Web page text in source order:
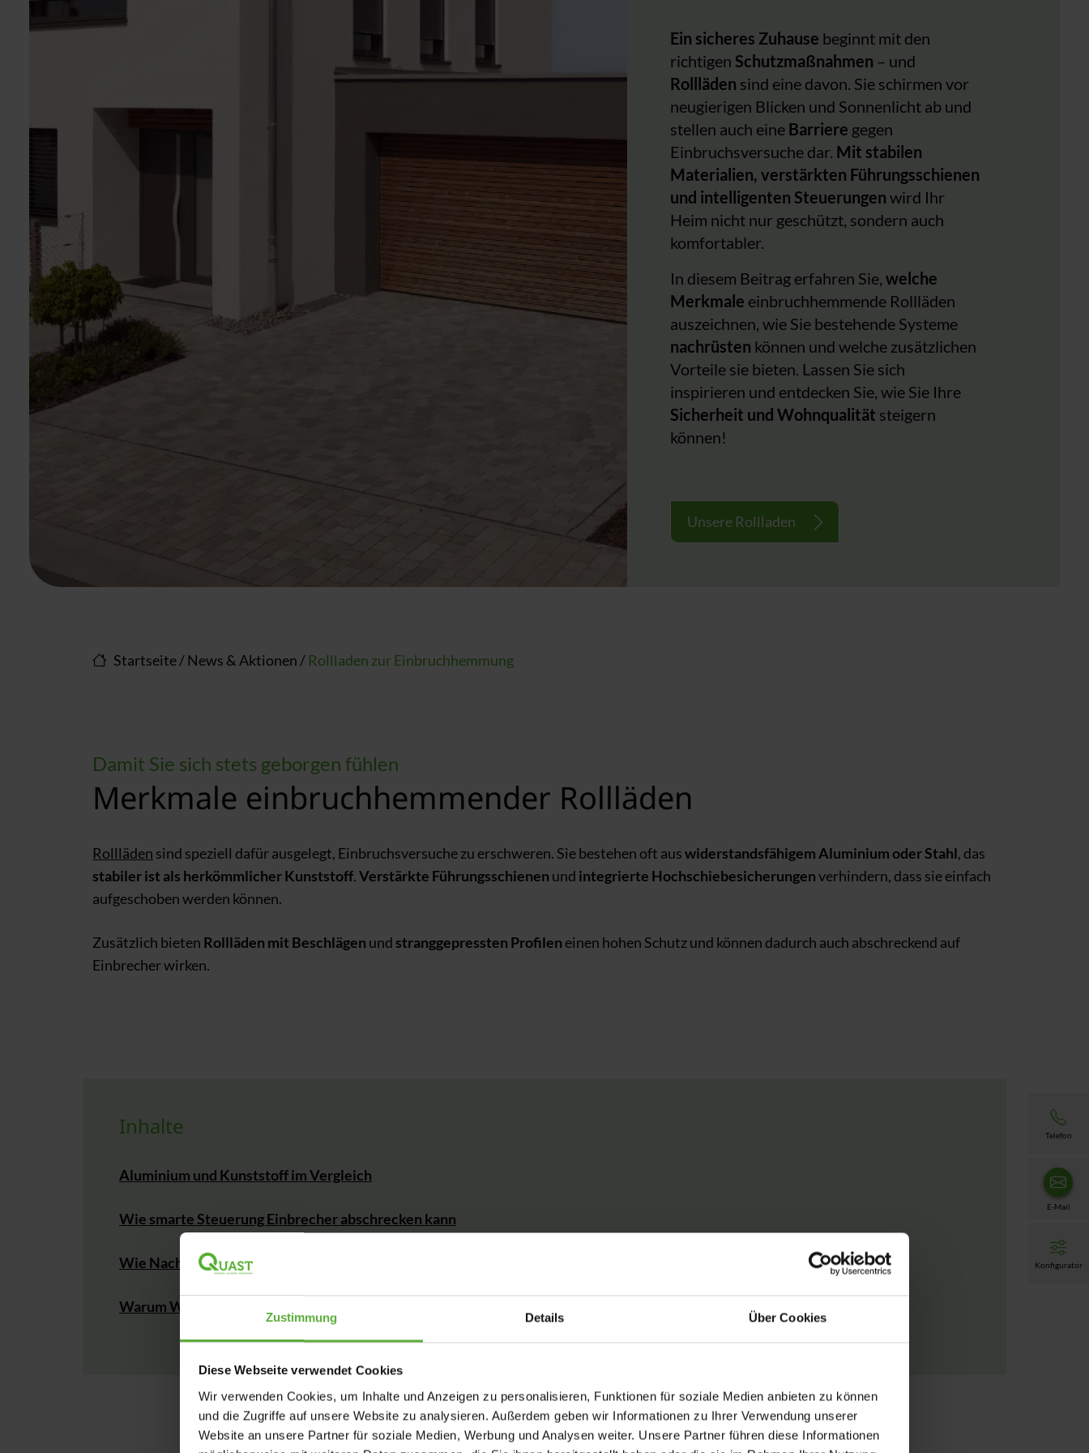
Zustimmung Details Über Cookies
Diese Webseite verwendet Cookies
Wir verwenden Cookies, um Inhalte und Anzeigen zu personalisieren, Funktionen für soziale Medien anbieten zu können
und die Zugriffe auf unsere Website zu analysieren. Außerdem geben wir Informationen zu Ihrer Verwendung unserer
Website an unsere Partner für soziale Medien, Werbung und Analysen weiter. Unsere Partner führen diese Informationen
Startseite/News & Aktionen / Rollladen zur Einbruchhemmung
Ein sicheres Zuhause beginnt mit den
richtigen Schutzmaßnahmen – und
Rollläden sind eine davon. Sie schirmen vor
neugierigen Blicken und Sonnenlicht ab und
stellen auch eine Barriere gegen
Einbruchsversuche dar. Mit stabilen
Materialien, verstärkten Führungsschienen
und intelligenten Steuerungen wird Ihr
Heim nicht nur geschützt, sondern auch
komfortabler.
In diesem Beitrag erfahren Sie,welche
Merkmale einbruchhemmende Rollläden
auszeichnen, wie Sie bestehende Systeme
nachrüsten können und welche zusätzlichen
Vorteile sie bieten. Lassen Sie sich
inspirieren und entdecken Sie, wie Sie Ihre
Sicherheit und Wohnqualität steigern
können!
Unsere Rollladen
Damit Sie sich stets geborgen fühlen
Merkmale einbruchhemmender Rollläden
Rollläden sind speziell dafür ausgelegt, Einbruchsversuche zu erschweren. Sie bestehen oft auswiderstandsfähigem Aluminium oder Stahl, das
stabiler ist als herkömmlicher Kunststoff.Verstärkte Führungsschienen und integrierte Hochschiebesicherungenverhindern, dass sie einfach
aufgeschoben werden können.
Zusätzlich bieten Rollläden mit Beschlägen undstranggepressten Profilen einen hohen Schutz und können dadurch auch abschreckend auf
Einbrecher wirken.
Inhalte
Aluminium und Kunststoff im Vergleich
Wie smarte Steuerung Einbrecher abschrecken kann
Wie Nachrüstung den Schutz verbessern kann
Warum Wartung den Schutz erhält
Telefon
E-Mail
Konfigurator